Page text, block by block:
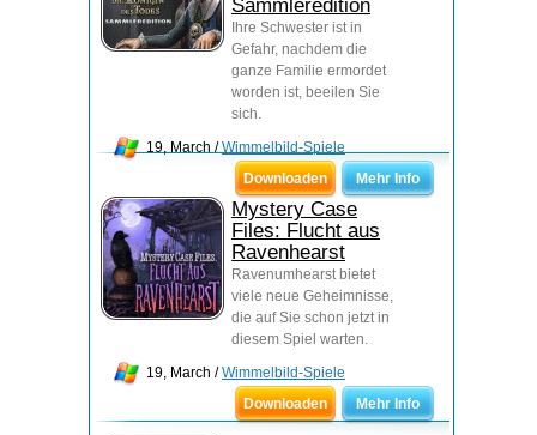
Sammleredition
Ihre Schwester ist in
Gefahr, nachdem die
ganze Familie ermordet
worden ist, beeilen Sie
sich.
19, March /Wimmelbild-Spiele
Downloaden
Mehr Info
Mystery Case
Files: Flucht aus
Ravenhearst
Ravenumhearst bietet
viele neue Geheimnisse,
die auf Sie schon jetzt in
diesem Spiel warten.
19, March /Wimmelbild-Spiele
Downloaden
Mehr Info